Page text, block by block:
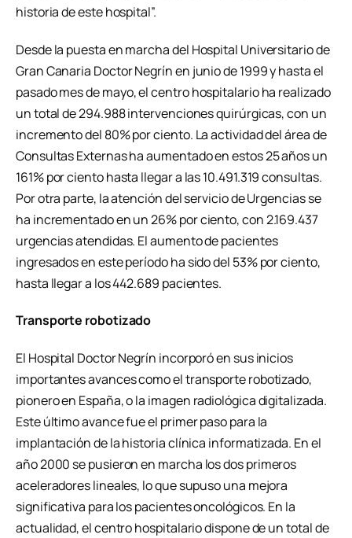
historia de este hospital”.
Desde la puesta en marcha del Hospital Universitario de
Gran Canaria Doctor Negrín en junio de 1999 y hasta el
pasado mes de mayo, el centro hospitalario ha realizado
un total de 294.988 intervenciones quirúrgicas, con un
incremento del 80% por ciento. La actividad del área de
Consultas Externas ha aumentado en estos 25 años un
161% por ciento hasta llegar a las 10.491.319 consultas.
Por otra parte, la atención del servicio de Urgencias se
ha incrementado en un 26% por ciento, con 2.169.437
urgencias atendidas. El aumento de pacientes
ingresados en este período ha sido del 53% por ciento,
hasta llegar a los 442.689 pacientes.
Transporte robotizado
El Hospital Doctor Negrín incorporó en sus inicios
importantes avances como el transporte robotizado,
pionero en España, o la imagen radiológica digitalizada.
Este último avance fue el primer paso para la
implantación de la historia clínica informatizada. En el
año 2000 se pusieron en marcha los dos primeros
aceleradores lineales, lo que supuso una mejora
significativa para los pacientes oncológicos. En la
actualidad, el centro hospitalario dispone de un total de